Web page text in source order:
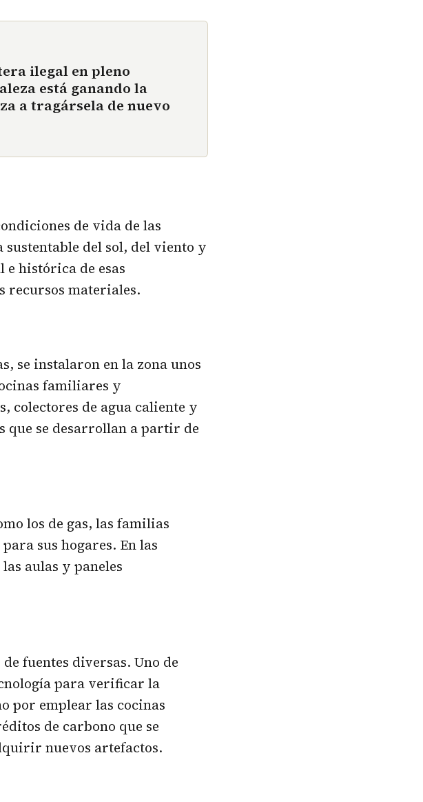
ilegal en pleno
está ganando la
a tragársela de nuevo
de vida de las
del sol, del viento y
histórica de esas
recursos materiales.
se instalaron en la zona unos
familiares y
colectores de agua caliente y
que se desarrollan a partir de
los de gas, las familias
sus hogares. En las
aulas y paneles
fuentes diversas. Uno de
para verificar la
por emplear las cocinas
de carbono que se
nuevos artefactos.